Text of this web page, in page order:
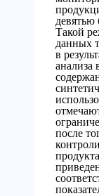
девятью
Такой
данных
в
анализа
после